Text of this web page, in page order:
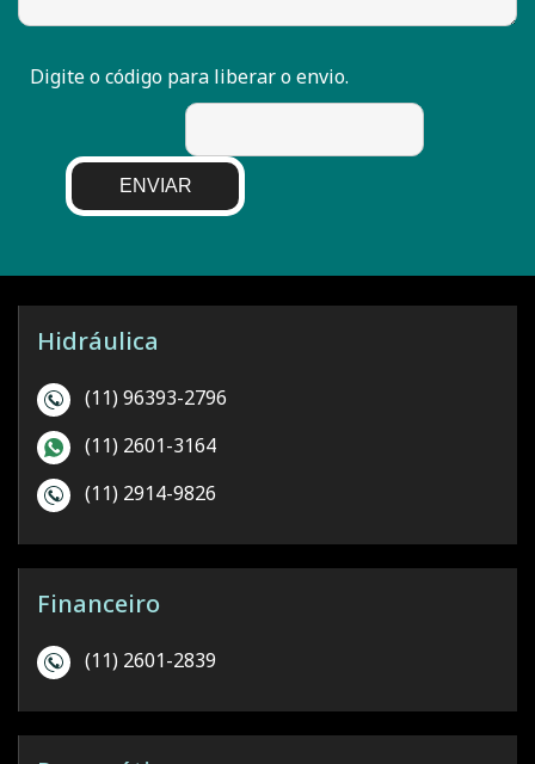
Digite o código para liberar o envio.
ENVIAR
Hidráulica
(11) 96393-2796
(11) 2601-3164
(11) 2914-9826
Financeiro
(11) 2601-2839